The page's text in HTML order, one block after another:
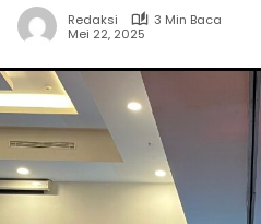
Redaksi
3 Min Baca
Mei 22, 2025